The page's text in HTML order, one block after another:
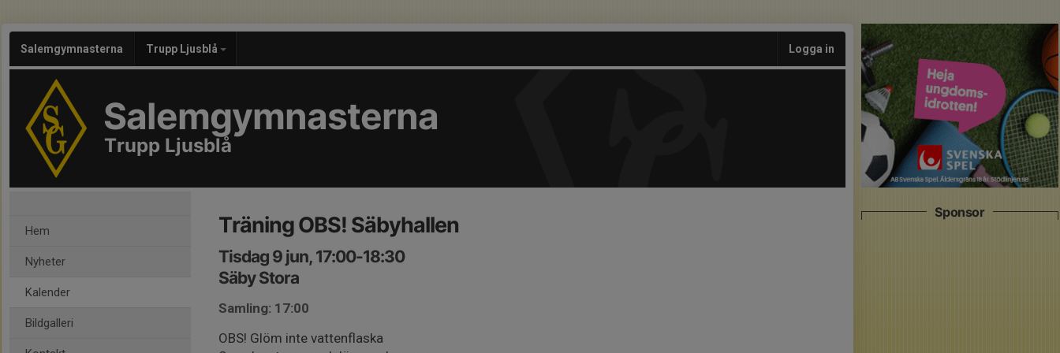
Salemgymnasterna Trupp Ljusblå Logga in
Salemgymnasterna
Trupp Ljusblå
Hem
Nyheter
Kalender
Bildgalleri
Träning OBS! Säbyhallen
Tisdag 9 jun, 17:00-18:30
Säby Stora
Samling: 17:00
OBS! Glöm inte vattenflaska
Sponsor